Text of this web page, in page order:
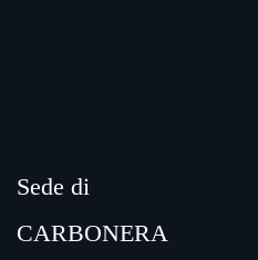
Sede di
CARBONERA